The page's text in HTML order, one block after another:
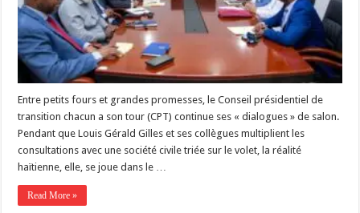
‎Entre petits fours et grandes promesses, le Conseil présidentiel de
transition chacun a son tour (CPT) continue ses « dialogues » de salon.
Pendant que Louis Gérald Gilles et ses collègues multiplient les
consultations avec une société civile triée sur le volet, la réalité
haïtienne, elle, se joue dans le …
Read More »